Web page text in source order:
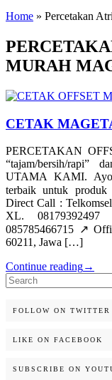
Home » Percetakan
MURAH
CETAK
PERCETAKAN
“tajam/bersih/rapi”
UTAMA KAMI.
terbaik untuk
Direct Call :
XL. 08179392497
085785466715 ↗️
60211, Jawa […]
Continue reading→
Search
for:
FOLLOW ON TWITTER
LIKE ON FACEBOOK
SUBSCRIBE ON